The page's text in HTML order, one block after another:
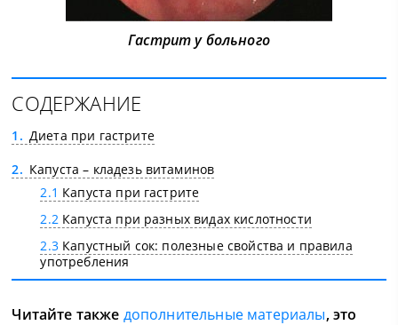
Гастрит у больного
СОДЕРЖАНИЕ
1
Диета при гастрите
2
Капуста – кладезь витаминов
2.1 Капуста при гастрите
2.2Капуста при разных видах кислотности
2.3Капустный сок: полезные свойства и правила
употребления
Читайте также дополнительные материалы, это